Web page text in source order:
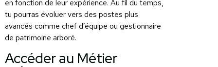
en fonction de leur expérience. Au fil du temps,
tu pourras évoluer vers des postes plus
avancés comme chef d’équipe ou gestionnaire
de patrimoine arboré.
Accéder au Métier